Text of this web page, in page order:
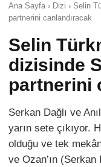
Ana Sayfa › Dizi › Selin
partnerini canlandıracak
Selin
dizisinde
partnerini
Serkan Dağlı ve
yarın sete çıkıyor.
olduğu ve tek
ve Ozan’ın